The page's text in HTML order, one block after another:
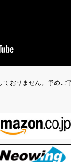
おりません。予めご